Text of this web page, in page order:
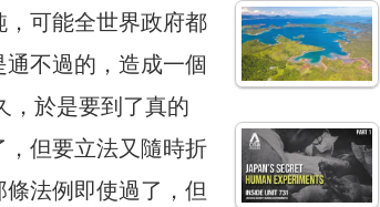
可能全世界政府都
不過的，造成一個
，於是要到了真的
但要立法又隨時折
法例即使過了，但